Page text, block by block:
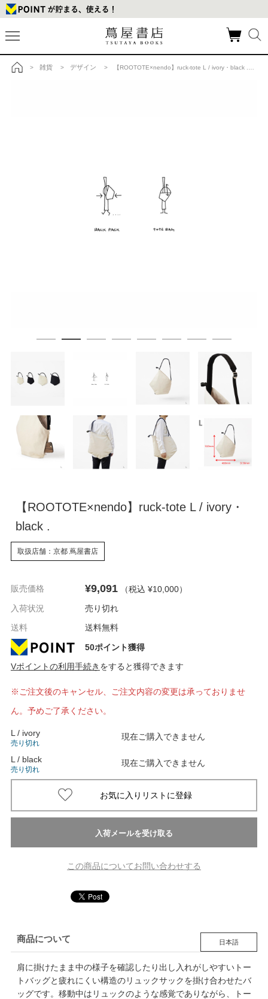
> 雑貨 > デザイン > 【ROOTOTE×nendo】ruck-tote L / ivory・black .の商品詳細
【ROOTOTE×nendo】ruck-tote L / ivory・
black .
取扱店舗：京都 蔦屋書店
販売価格 ¥9,091 （税込 ¥10,000）
入荷状況
売り切れ
送料
送料無料
50ポイント獲得
Vポイントの利用手続き をすると獲得できます
※ご注文後のキャンセル、ご注文内容の変更は承っておりませ
ん。予めご了承ください。
L / ivory
売り切れ
現在ご購入できません
L / black
売り切れ
現在ご購入できません
この商品についてお問い合わせする
商品について 日本語
肩に掛けたまま中の様子を確認したり出し入れがしやすいトー
トバッグと疲れにくい構造のリュックサックを掛け合わせたバ
ッグです。移動中はリュックのような感覚でありながら、トー